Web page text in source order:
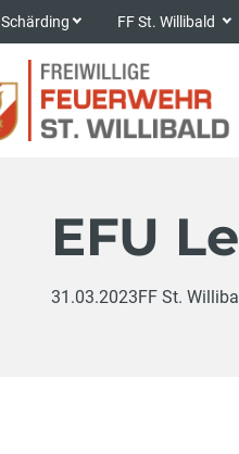
Schärding FF St. Willibald
EFU
31.03.2023FF St.